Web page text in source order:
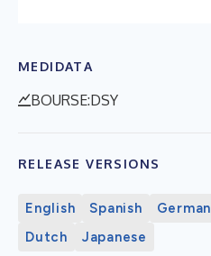
MEDIDATA
BOURSE:DSY
RELEASE VERSIONS
English Spanish German
Dutch
Japanese